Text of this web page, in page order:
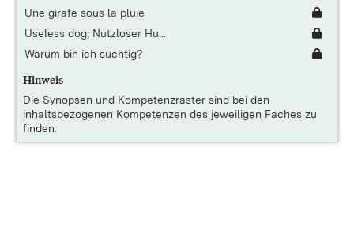
Une girafe sous la pluie
Useless dog; Nutzloser Hu...
Warum bin ich süchtig?
Hinweis
Die Synopsen und Kompetenzraster sind bei den
inhaltsbezogenen Kompetenzen des jeweiligen Faches zu
finden.